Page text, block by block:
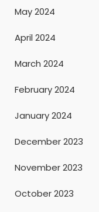
May 2024
April 2024
March 2024
February 2024
January 2024
December 2023
November 2023
October 2023